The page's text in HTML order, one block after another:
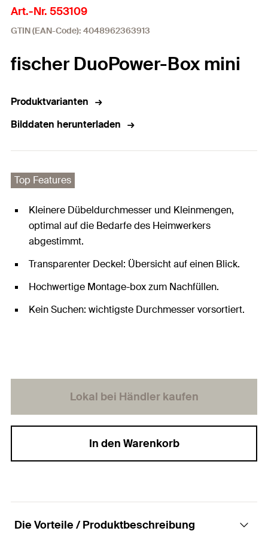
Art.-Nr. 553109
GTIN (EAN-Code): 4048962363913
fischer DuoPower-Box mini
Produktvarianten
Bilddaten herunterladen
Top Features
Kleinere Dübeldurchmesser und Kleinmengen,
optimal auf die Bedarfe des Heimwerkers
abgestimmt.
Transparenter Deckel: Übersicht auf einen Blick.
Hochwertige Montage-box zum Nachfüllen.
Kein Suchen: wichtigste Durchmesser vorsortiert.
Lokal bei Händler kaufen
In den Warenkorb
Die Vorteile / Produktbeschreibung